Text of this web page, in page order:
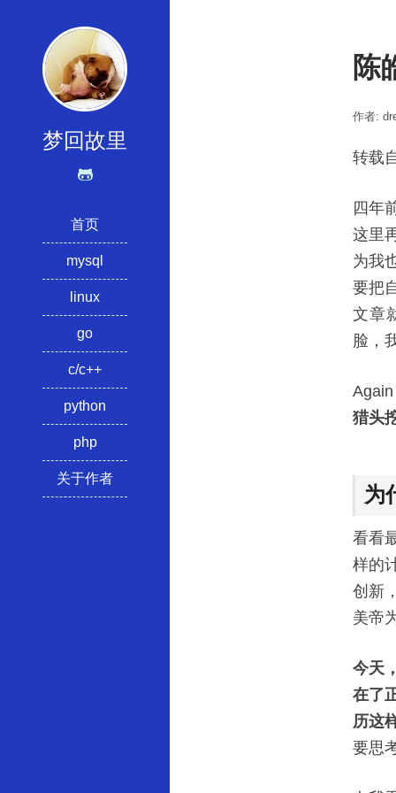
梦回故里
首页
mysql
linux
go
c/c++
python
php
关于作者
陈
作者:
转载
四年
这里
为我
要把
文章
脸，
猎头
为
看看
样的
创新
美帝
今天
在了
历这
要思